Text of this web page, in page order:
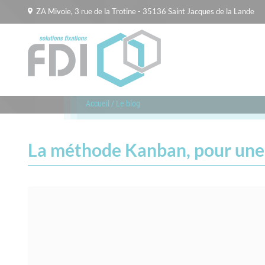
ZA Mivoie, 3 rue de la Trotine - 35136 Saint Jacques de la Lande
Accueil / Le blog
La méthode Kanban, pour